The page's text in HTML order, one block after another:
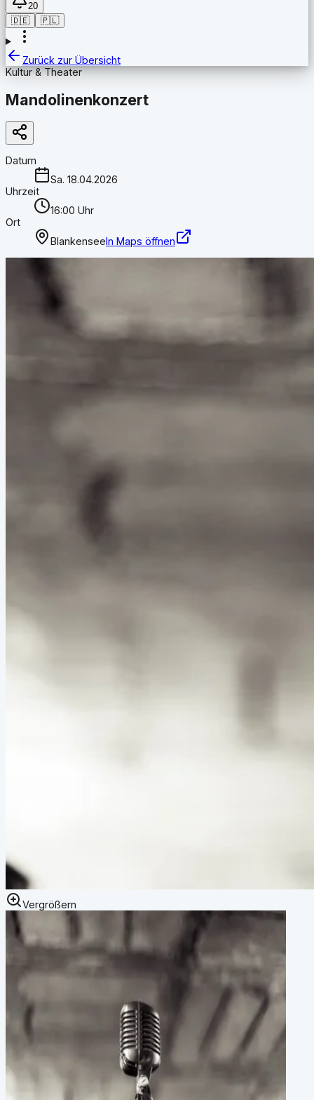
20
🇩🇪
🇵🇱
Zurück zur Übersicht
Kultur & Theater
Mandolinenkonzert
Datum
Sa. 18.04.2026
Uhrzeit
16:00 Uhr
Ort
BlankenseeIn Maps öffnen
Vergrößern